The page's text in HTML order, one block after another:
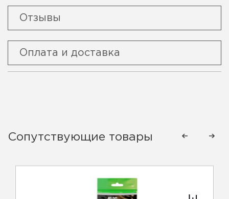
Отзывы
Оплата и доставка
Сопутствующие товары